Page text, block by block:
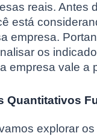
reais. Antes
está
empresa.
os
empresa vale a
Quantitativos
explorar os